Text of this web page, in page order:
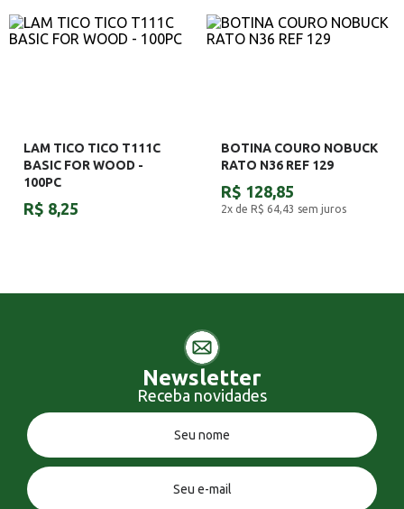
LAM TICO TICO T111C
BASIC FOR WOOD -
100PC
R$ 8,25
BOTINA COURO NOBUCK
RATO N36 REF 129
R$ 128,85
2x de R$ 64,43 sem juros
Newsletter
Receba novidades